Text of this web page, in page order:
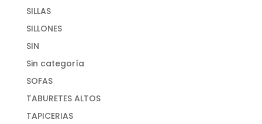
SILLAS
SILLONES
SIN
Sin categoría
SOFAS
TABURETES ALTOS
TAPICERIAS